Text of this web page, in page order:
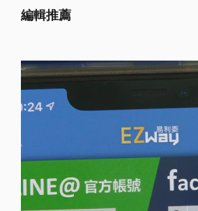
編輯推薦